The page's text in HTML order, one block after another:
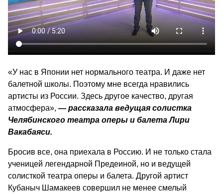
«У нас в Японии нет нормального театра. И даже нет
балетной школы. Поэтому мне всегда нравились
артисты из России. Здесь другое качество, другая
атмосфера», ― рассказала ведущая солистка
Челябинского театра оперы и балета Лири
Вакабаяси.
Бросив все, она приехала в Россию. И не только стала
ученицей легендарной Предеиной, но и ведущей
солисткой театра оперы и балета. Другой артист
Кубаныч Шамакеев совершил не менее смелый